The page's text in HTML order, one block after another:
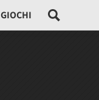
GIOCHI